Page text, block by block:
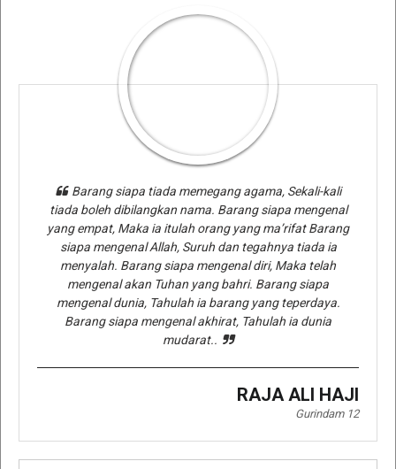
Barang siapa tiada memegang agama, Sekali-kali
tiada boleh dibilangkan nama. Barang siapa mengenal
yang empat, Maka ia itulah orang yang ma’rifat Barang
siapa mengenal Allah, Suruh dan tegahnya tiada ia
menyalah. Barang siapa mengenal diri, Maka telah
mengenal akan Tuhan yang bahri. Barang siapa
mengenal dunia, Tahulah ia barang yang teperdaya.
Barang siapa mengenal akhirat, Tahulah ia dunia
mudarat..
RAJA ALI HAJI
Gurindam 12